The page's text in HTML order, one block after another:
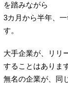
を踏みながら
3カ月から半年、
す。
大手企業が、リリ
することはありま
無名の企業が、同